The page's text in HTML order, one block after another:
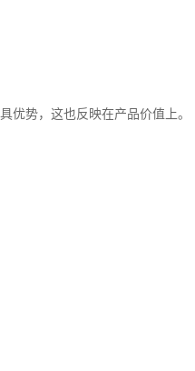
优势，这也反映在产品价值上。